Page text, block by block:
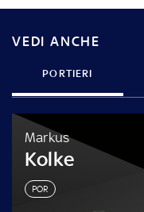
VEDI ANCHE
PORTIERI
Markus
Kolke
POR